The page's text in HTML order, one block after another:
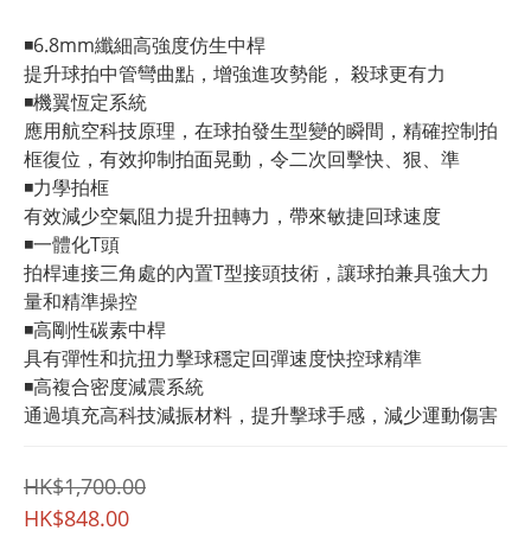
◾️6.8mm纖細高強度仿生中桿
提升球拍中管彎曲點，增強進攻勢能， 殺球更有力
◾️機翼恆定系統
應用航空科技原理，在球拍發生型變的瞬間，精確控制拍
框復位，有效抑制拍面晃動，令二次回擊快、狠、準
◾️力學拍框
有效減少空氣阻力提升扭轉力，帶來敏捷回球速度
◾️一體化T頭
拍桿連接三角處的內置T型接頭技術，讓球拍兼具強大力
量和精準操控
◾️高剛性碳素中桿
具有彈性和抗扭力擊球穩定回彈速度快控球精準
◾️高複合密度減震系統
通過填充高科技減振材料，提升擊球手感，減少運動傷害
HK$1,700.00
HK$848.00